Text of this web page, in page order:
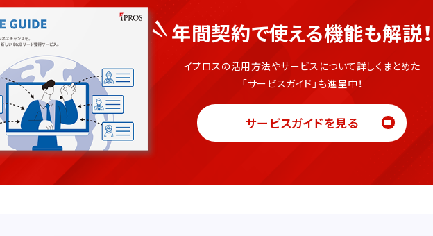
年間契約で使える機能も解説！
イプロスの活用方法やサービスについて詳しくまとめた
「サービスガイド」も進呈中！
サービスガイドを見る